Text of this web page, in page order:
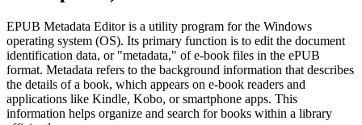
EPUB Metadata Editor is a utility program for the Windows
operating system (OS). Its primary function is to edit the document
identification data, or "metadata," of e-book files in the ePUB
format. Metadata refers to the background information that describes
the details of a book, which appears on e-book readers and
applications like Kindle, Kobo, or smartphone apps. This
information helps organize and search for books within a library